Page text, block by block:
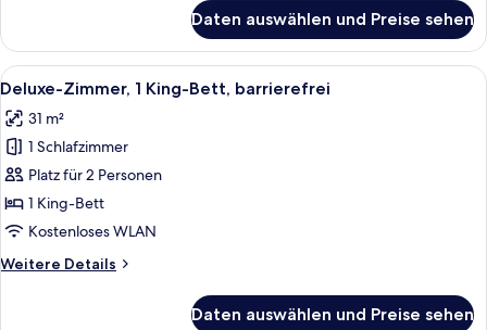
Zimmer,
1 King-
Bett
TWA
View)
Daten auswählen und Preise sehen
Alle
Fotos
für
Deluxe-
Zimmer,
1 King-
Bett,
anzeigen
Hochwertige Bettwaren,
4
Deluxe-Zimmer, 1 King-Bett, barrierefrei
31 m²
1 Schlafzimmer
Platz für 2 Personen
1 King-Bett
Kostenloses WLAN
Weitere Details
Weitere
Daten auswählen und Preise sehen